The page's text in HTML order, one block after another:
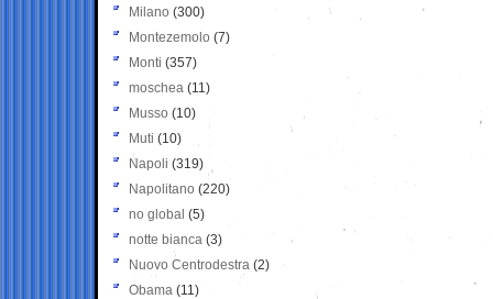
Milano (300)
Montezemolo (7)
Monti (357)
moschea (11)
Musso (10)
Muti (10)
Napoli (319)
Napolitano (220)
no global (5)
notte bianca (3)
Nuovo Centrodestra (2)
Obama (11)